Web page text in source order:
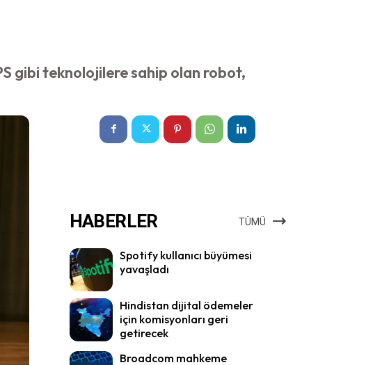
gibi teknolojilere sahip olan robot,
HABERLER TÜMÜ
Spotify kullanıcı büyümesi
yavaşladı
Hindistan dijital ödemeler
için komisyonları geri
getirecek
Broadcom mahkeme